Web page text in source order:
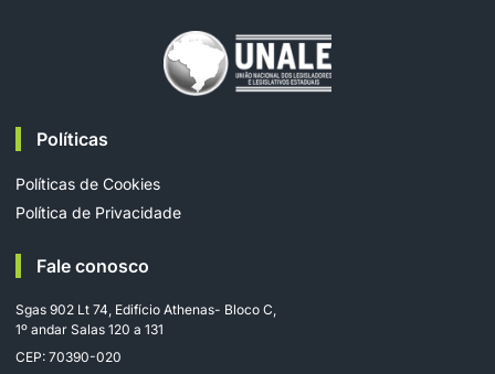
Políticas
Políticas de Cookies
Política de Privacidade
Fale conosco
Sgas 902 Lt 74, Edifício Athenas- Bloco C,
1º andar Salas 120 a 131
CEP: 70390-020